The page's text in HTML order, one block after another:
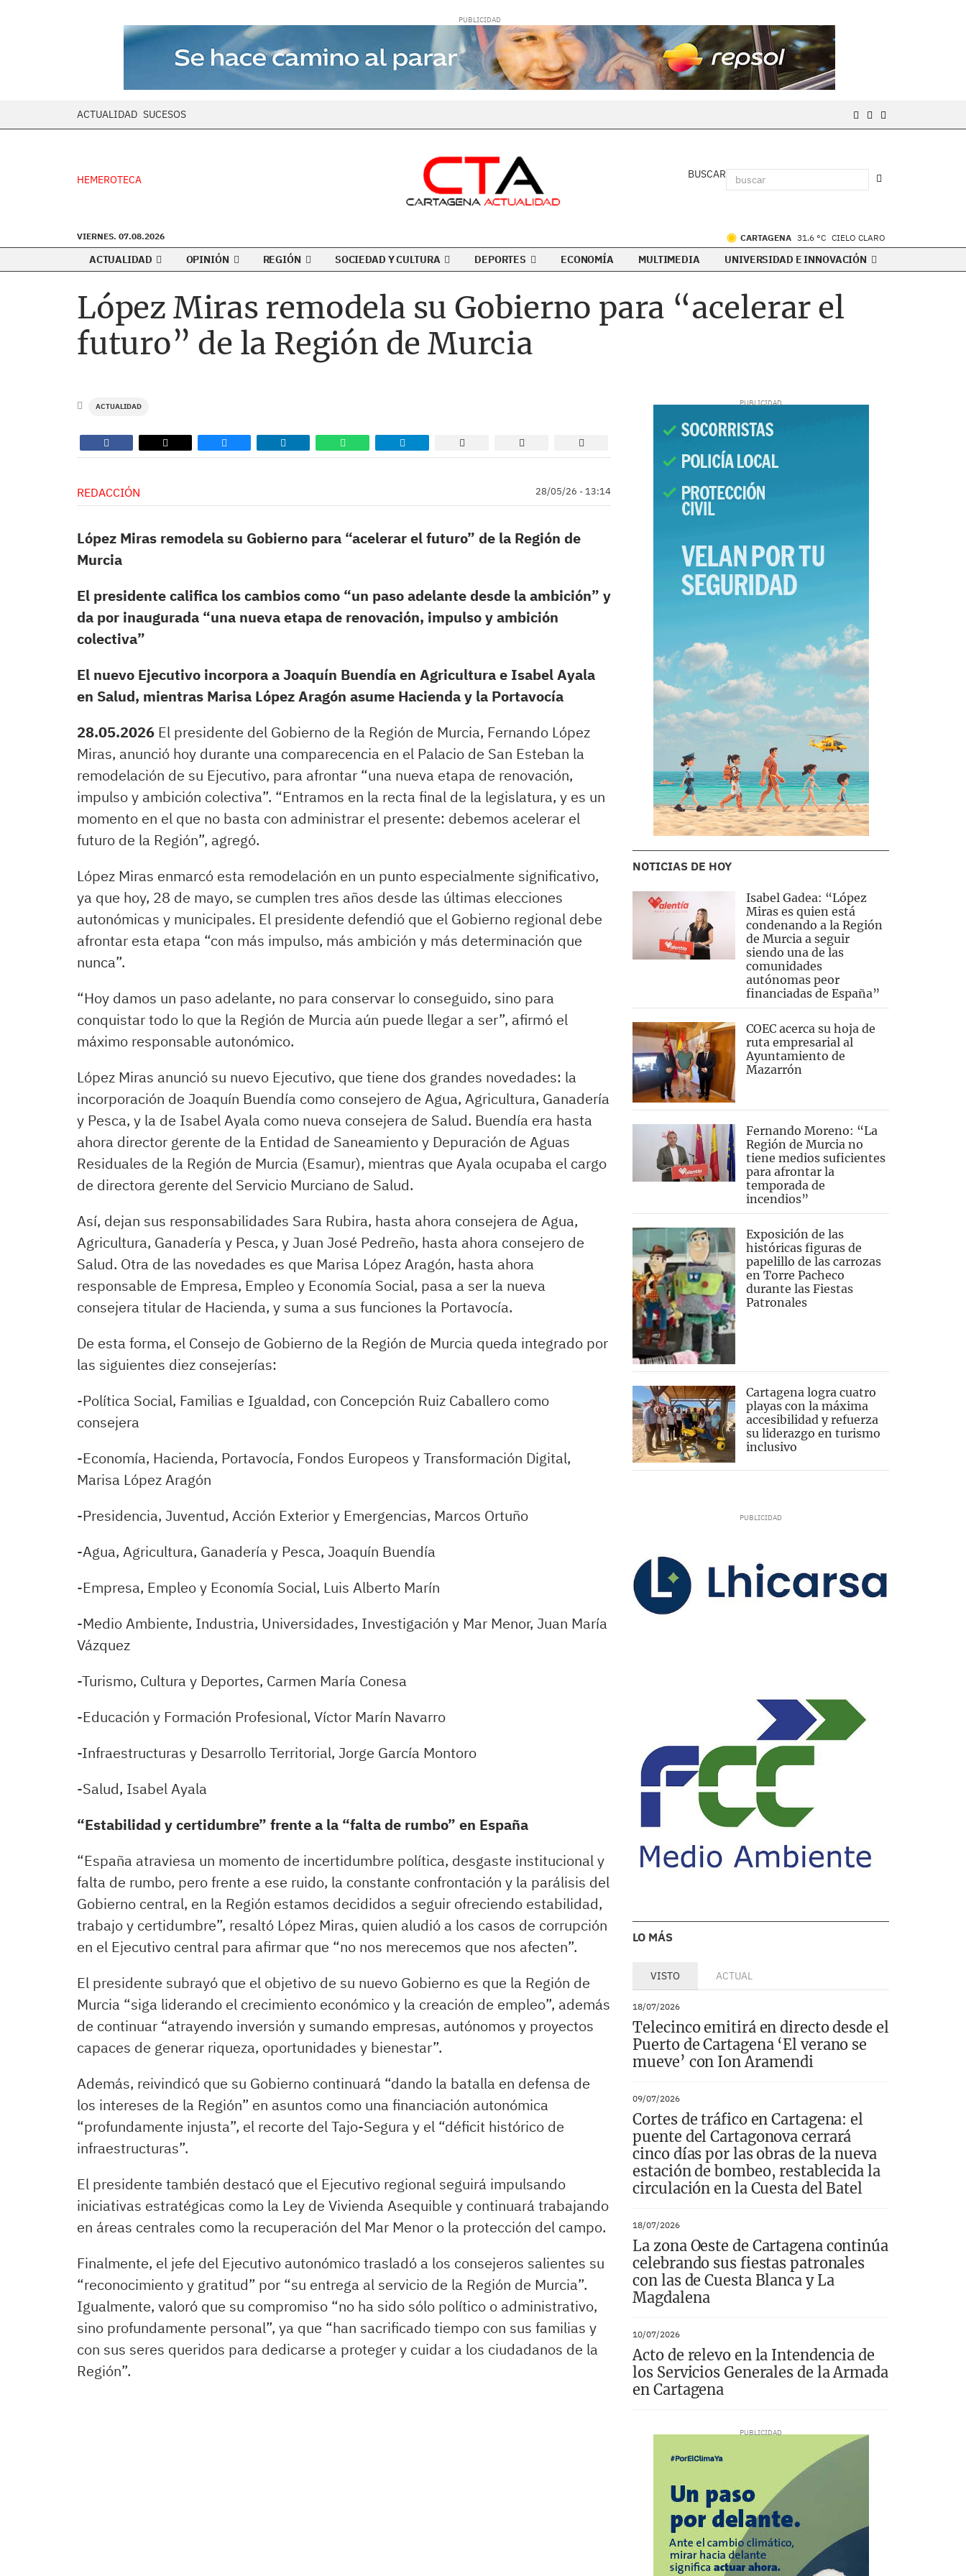
ACTUALIDAD SUCESOS
HEMEROTECA BUSCAR
VIERNES. 07.08.2026 CARTAGENA 31.6 °C CIELO CLARO
ACTUALIDAD OPINIÓN REGIÓN SOCIEDAD Y CULTURA DEPORTES ECONOMÍA MULTIMEDIA UNIVERSIDAD E INNOVACIÓN
López Miras remodela su Gobierno para “acelerar el
futuro” de la Región de Murcia
ACTUALIDAD
REDACCIÓN 28/05/26 - 13:14
López Miras remodela su Gobierno para “acelerar el futuro” de la Región de
Murcia
El presidente califica los cambios como “un paso adelante desde la ambición” y
da por inaugurada “una nueva etapa de renovación, impulso y ambición
colectiva”
El nuevo Ejecutivo incorpora a Joaquín Buendía en Agricultura e Isabel Ayala
en Salud, mientras Marisa López Aragón asume Hacienda y la Portavocía
28.05.2026 El presidente del Gobierno de la Región de Murcia, Fernando López
Miras, anunció hoy durante una comparecencia en el Palacio de San Esteban la
remodelación de su Ejecutivo, para afrontar “una nueva etapa de renovación,
impulso y ambición colectiva”. “Entramos en la recta final de la legislatura, y es un
momento en el que no basta con administrar el presente: debemos acelerar el
futuro de la Región”, agregó.
López Miras enmarcó esta remodelación en un punto especialmente significativo,
ya que hoy, 28 de mayo, se cumplen tres años desde las últimas elecciones
autonómicas y municipales. El presidente defendió que el Gobierno regional debe
afrontar esta etapa “con más impulso, más ambición y más determinación que
nunca”.
“Hoy damos un paso adelante, no para conservar lo conseguido, sino para
conquistar todo lo que la Región de Murcia aún puede llegar a ser”, afirmó el
máximo responsable autonómico.
López Miras anunció su nuevo Ejecutivo, que tiene dos grandes novedades: la
incorporación de Joaquín Buendía como consejero de Agua, Agricultura, Ganadería
y Pesca, y la de Isabel Ayala como nueva consejera de Salud. Buendía era hasta
ahora director gerente de la Entidad de Saneamiento y Depuración de Aguas
Residuales de la Región de Murcia (Esamur), mientras que Ayala ocupaba el cargo
de directora gerente del Servicio Murciano de Salud.
Así, dejan sus responsabilidades Sara Rubira, hasta ahora consejera de Agua,
Agricultura, Ganadería y Pesca, y Juan José Pedreño, hasta ahora consejero de
Salud. Otra de las novedades es que Marisa López Aragón, hasta ahora
responsable de Empresa, Empleo y Economía Social, pasa a ser la nueva
consejera titular de Hacienda, y suma a sus funciones la Portavocía.
De esta forma, el Consejo de Gobierno de la Región de Murcia queda integrado por
las siguientes diez consejerías:
-Política Social, Familias e Igualdad, con Concepción Ruiz Caballero como
consejera
-Economía, Hacienda, Portavocía, Fondos Europeos y Transformación Digital,
Marisa López Aragón
-Presidencia, Juventud, Acción Exterior y Emergencias, Marcos Ortuño
-Agua, Agricultura, Ganadería y Pesca, Joaquín Buendía
-Empresa, Empleo y Economía Social, Luis Alberto Marín
-Medio Ambiente, Industria, Universidades, Investigación y Mar Menor, Juan María
Vázquez
-Turismo, Cultura y Deportes, Carmen María Conesa
-Educación y Formación Profesional, Víctor Marín Navarro
-Infraestructuras y Desarrollo Territorial, Jorge García Montoro
-Salud, Isabel Ayala
“Estabilidad y certidumbre” frente a la “falta de rumbo” en España
“España atraviesa un momento de incertidumbre política, desgaste institucional y
falta de rumbo, pero frente a ese ruido, la constante confrontación y la parálisis del
Gobierno central, en la Región estamos decididos a seguir ofreciendo estabilidad,
trabajo y certidumbre”, resaltó López Miras, quien aludió a los casos de corrupción
en el Ejecutivo central para afirmar que “no nos merecemos que nos afecten”.
El presidente subrayó que el objetivo de su nuevo Gobierno es que la Región de
Murcia “siga liderando el crecimiento económico y la creación de empleo”, además
de continuar “atrayendo inversión y sumando empresas, autónomos y proyectos
capaces de generar riqueza, oportunidades y bienestar”.
Además, reivindicó que su Gobierno continuará “dando la batalla en defensa de
los intereses de la Región” en asuntos como una financiación autonómica
“profundamente injusta”, el recorte del Tajo-Segura y el “déficit histórico de
infraestructuras”.
El presidente también destacó que el Ejecutivo regional seguirá impulsando
iniciativas estratégicas como la Ley de Vivienda Asequible y continuará trabajando
en áreas centrales como la recuperación del Mar Menor o la protección del campo.
Finalmente, el jefe del Ejecutivo autonómico trasladó a los consejeros salientes su
“reconocimiento y gratitud” por “su entrega al servicio de la Región de Murcia”.
Igualmente, valoró que su compromiso “no ha sido sólo político o administrativo,
sino profundamente personal”, ya que “han sacrificado tiempo con sus familias y
con sus seres queridos para dedicarse a proteger y cuidar a los ciudadanos de la
Región”.
NOTICIAS DE HOY
Isabel Gadea: “López
Miras es quien está
condenando a la Región
de Murcia a seguir
siendo una de las
comunidades
autónomas peor
financiadas de España”
COEC acerca su hoja de
ruta empresarial al
Ayuntamiento de
Mazarrón
Fernando Moreno: “La
Región de Murcia no
tiene medios suficientes
para afrontar la
temporada de
incendios”
Exposición de las
históricas figuras de
papelillo de las carrozas
en Torre Pacheco
durante las Fiestas
Patronales
Cartagena logra cuatro
playas con la máxima
accesibilidad y refuerza
su liderazgo en turismo
inclusivo
LO MÁS
VISTO ACTUAL
18/07/2026
Telecinco emitirá en directo desde el
Puerto de Cartagena ‘El verano se
mueve’ con Ion Aramendi
09/07/2026
Cortes de tráfico en Cartagena: el
puente del Cartagonova cerrará
cinco días por las obras de la nueva
estación de bombeo, restablecida la
circulación en la Cuesta del Batel
18/07/2026
La zona Oeste de Cartagena continúa
celebrando sus fiestas patronales
con las de Cuesta Blanca y La
Magdalena
10/07/2026
Acto de relevo en la Intendencia de
los Servicios Generales de la Armada
en Cartagena